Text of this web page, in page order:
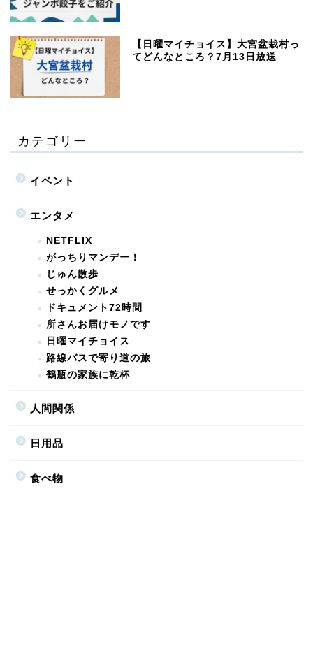
【日曜マイチョイス】大宮盆栽村っ
てどんなところ？7月13日放送
カテゴリー
イベント
エンタメ
NETFLIX
がっちりマンデー！
じゅん散歩
せっかくグルメ
ドキュメント72時間
所さんお届けモノです
日曜マイチョイス
路線バスで寄り道の旅
鶴瓶の家族に乾杯
人間関係
日用品
食べ物